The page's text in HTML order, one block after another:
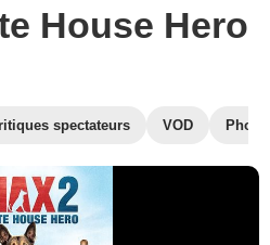
House Hero
spectateurs VOD